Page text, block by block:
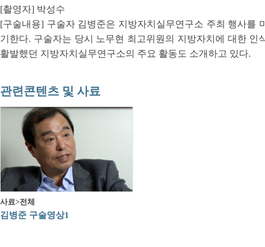
[촬영자] 박성수
[구술내용] 구술자 김병준은 지방자치실무연구소 주최 행사를
기한다. 구술자는 당시 노무현 최고위원의 지방자치에 대한
활발했던 지방자치실무연구소의 주요 활동도 소개하고 있다.
관련콘텐츠 및 사료
사료>전체
김병준 구술영상1